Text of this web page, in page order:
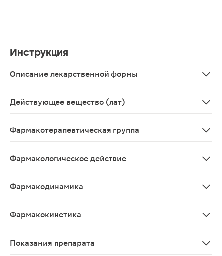
Инструкция
Описание лекарственной формы
Действующее вещество (лат)
Фармакотерапевтическая группа
Фармакологическое действие
Фармакодинамика
Фармакокинетика
Показания препарата